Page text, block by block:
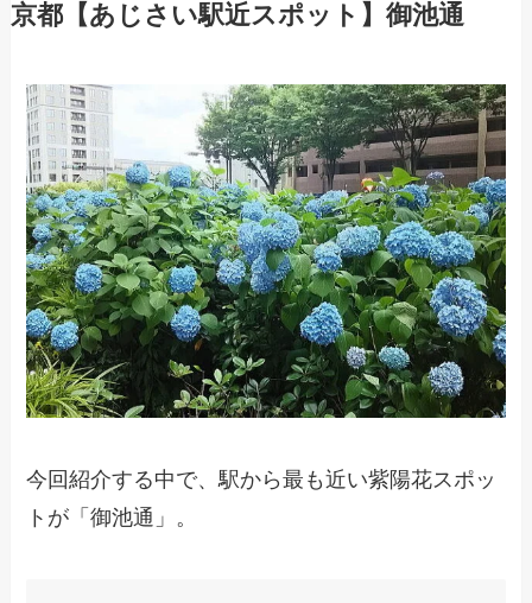
京都【あじさい駅近スポット】御池通
今回紹介する中で、駅から最も近い紫陽花スポッ
トが「御池通」。